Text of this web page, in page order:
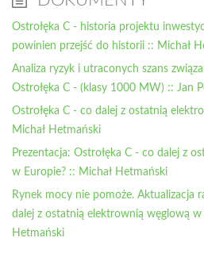
Ostrołęka C - historia projektu
powinien przejść do historii :: Michał
Analiza ryzyk i utraconych szans
Ostrołęka C - (klasy 1000 MW) :: Jan
Ostrołęka C - co dalej z ostatnią
Michał Hetmański
Prezentacja: Ostrołęka C - co dalej z
w Europie? :: Michał Hetmański
Rynek mocy nie pomoże. Aktualizacja
dalej z ostatnią elektrownią węglową w
Hetmański